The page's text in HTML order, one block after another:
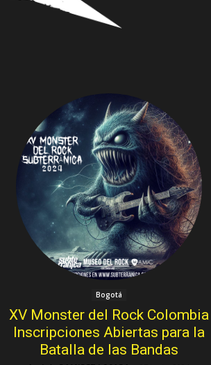
Bogotá
XV Monster del Rock Colombia
Inscripciones Abiertas para la
Batalla de las Bandas